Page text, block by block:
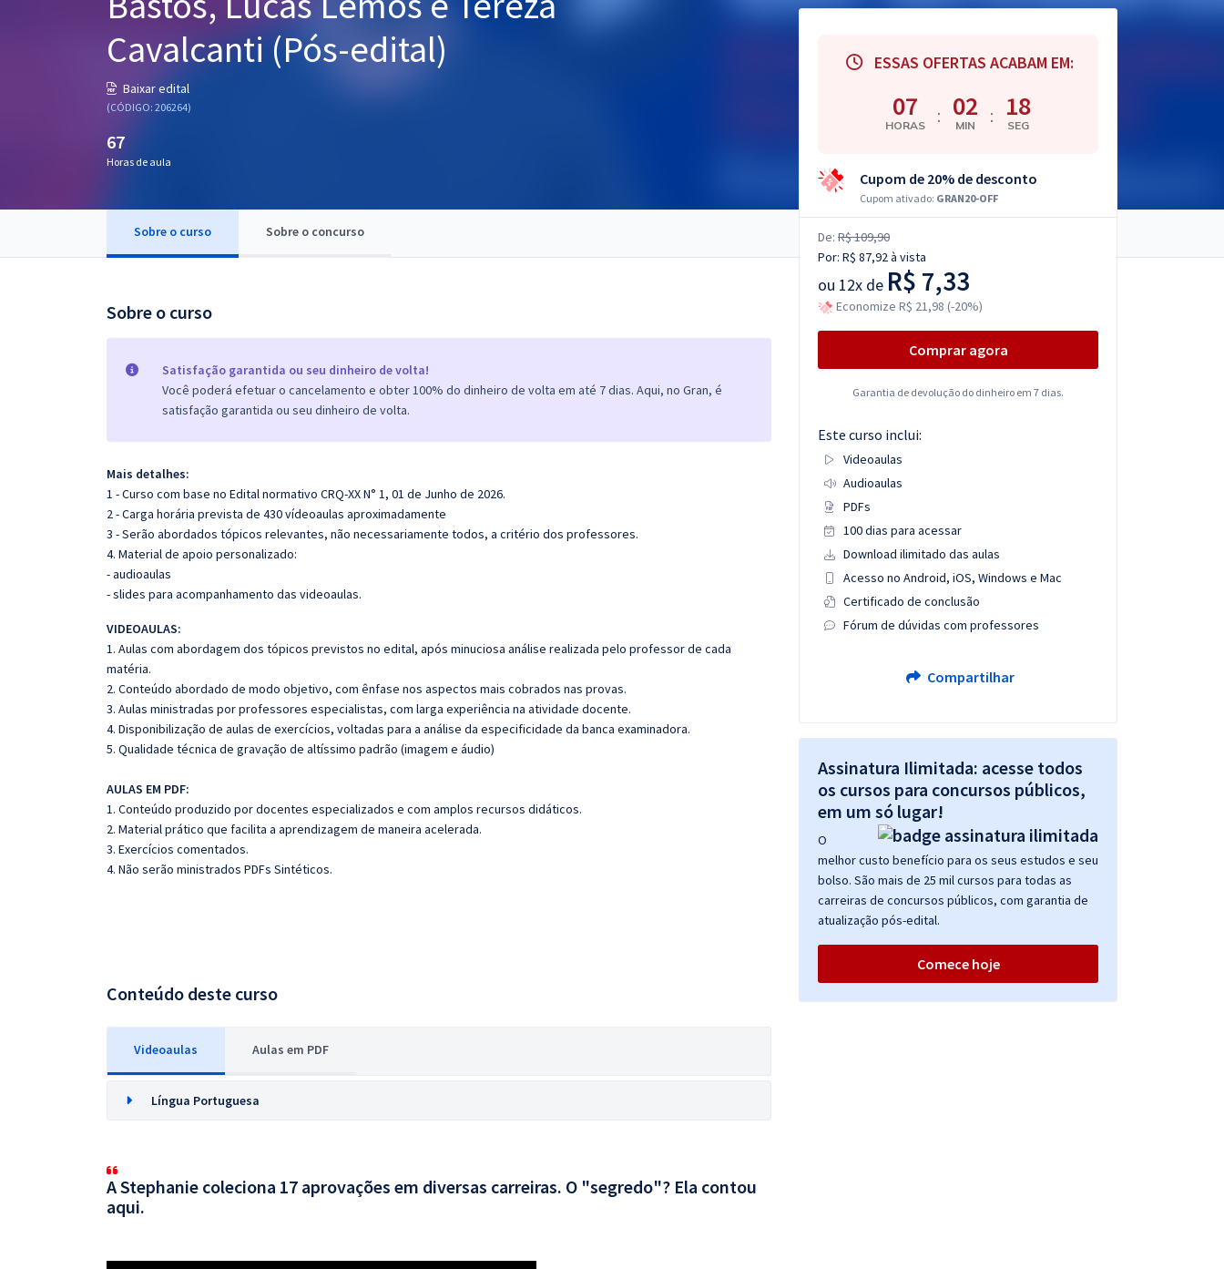
Conteúdo gratuito
Blog
Cavalcanti (Pós-edital)
Baixar edital
(CÓDIGO: 206264)
67
Horas de aula
Sobre o curso Sobre o concurso
Sobre o curso
Satisfação garantida ou seu dinheiro de volta!
Você poderá efetuar o cancelamento e obter 100% do dinheiro de volta em até 7 dias. Aqui, no Gran, é
satisfação garantida ou seu dinheiro de volta.
Mais detalhes:
1 - Curso com base no Edital normativo CRQ-XX N° 1, 01 de Junho de 2026.
2 - Carga horária prevista de 430 vídeoaulas aproximadamente
3 - Serão abordados tópicos relevantes, não necessariamente todos, a critério dos professores.
4. Material de apoio personalizado:
- audioaulas
- slides para acompanhamento das videoaulas.
VIDEOAULAS:
1. Aulas com abordagem dos tópicos previstos no edital, após minuciosa análise realizada pelo professor de cada
matéria.
2. Conteúdo abordado de modo objetivo, com ênfase nos aspectos mais cobrados nas provas.
3. Aulas ministradas por professores especialistas, com larga experiência na atividade docente.
4. Disponibilização de aulas de exercícios, voltadas para a análise da especificidade da banca examinadora.
5. Qualidade técnica de gravação de altíssimo padrão (imagem e áudio)
AULAS EM PDF:
1. Conteúdo produzido por docentes especializados e com amplos recursos didáticos.
2. Material prático que facilita a aprendizagem de maneira acelerada.
3. Exercícios comentados.
4. Não serão ministrados PDFs Sintéticos.
Conteúdo deste curso
Videoaulas Aulas em PDF
Língua Portuguesa
A Stephanie coleciona 17 aprovações em diversas carreiras. O "segredo"? Ela contou
aqui.
ESSAS OFERTAS ACABAM EM:
07
HORAS : 02
MIN : 17
SEG
Cupom de 20% de desconto
Cupom ativado: GRAN20-OFF
De: R$ 109,90
Por: R$ 87,92à vista
ou 12x de R$ 7,33
Economize R$ 21,98 (-20%)
Comprar agora
Garantia de devolução do dinheiro em 7 dias.
Este curso inclui:
Videoaulas
Audioaulas
PDFs
100 dias para acessar
Download ilimitado das aulas
Acesso no Android, iOS, Windows e Mac
Certificado de conclusão
Fórum de dúvidas com professores
Compartilhar
Assinatura Ilimitada: acesse todos
os cursos para concursos públicos,
em um só lugar!
O
melhor custo benefício para os seus estudos e seu
bolso. São mais de 25 mil cursos para todas as
carreiras de concursos públicos, com garantia de
atualização pós-edital.
Comece hoje